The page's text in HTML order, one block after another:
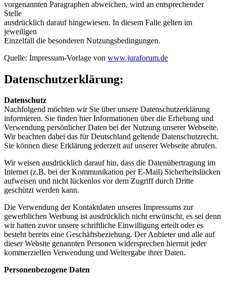
vorgenannten Paragraphen abweichen, wird an entsprechender
Stelle
ausdrücklich darauf hingewiesen. In diesem Falle gelten im
jeweiligen
Einzelfall die besonderen Nutzungsbedingungen.
Quelle: Impressum-Vorlage von www.juraforum.de
Datenschutzerklärung:
Datenschutz
Nachfolgend möchten wir Sie über unsere Datenschutzerklärung
informieren. Sie finden hier Informationen über die Erhebung und
Verwendung persönlicher Daten bei der Nutzung unserer Webseite.
Wir beachten dabei das für Deutschland geltende Datenschutzrecht.
Sie können diese Erklärung jederzeit auf unserer Webseite abrufen.
Wir weisen ausdrücklich darauf hin, dass die Datenübertragung im
Internet (z.B. bei der Kommunikation per E-Mail) Sicherheitslücken
aufweisen und nicht lückenlos vor dem Zugriff durch Dritte
geschützt werden kann.
Die Verwendung der Kontaktdaten unseres Impressums zur
gewerblichen Werbung ist ausdrücklich nicht erwünscht, es sei denn
wir hatten zuvor unsere schriftliche Einwilligung erteilt oder es
besteht bereits eine Geschäftsbeziehung. Der Anbieter und alle auf
dieser Website genannten Personen widersprechen hiermit jeder
kommerziellen Verwendung und Weitergabe ihrer Daten.
Personenbezogene Daten